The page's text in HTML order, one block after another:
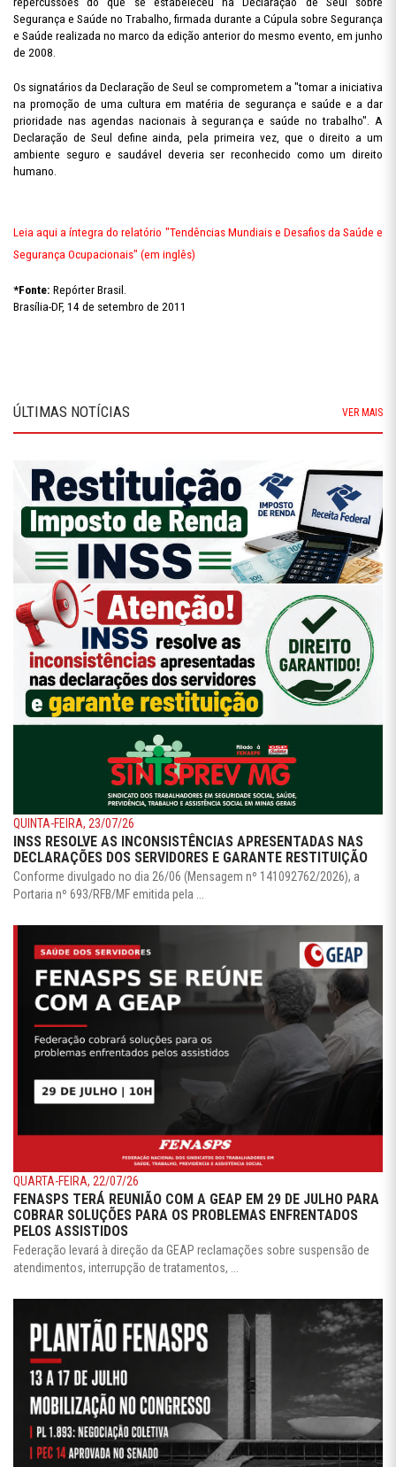
Segurança e Saúde no Trabalho, firmada durante a Cúpula sobre Segurança
e Saúde realizada no marco da edição anterior do mesmo evento, em junho
de 2008.
Os signatários da Declaração de Seul se comprometem a "tomar a iniciativa
na promoção de uma cultura em matéria de segurança e saúde e a dar
prioridade nas agendas nacionais à segurança e saúde no trabalho". A
Declaração de Seul define ainda, pela primeira vez, que o direito a um
ambiente seguro e saudável deveria ser reconhecido como um direito
humano.
Leia aqui a íntegra do relatório "Tendências Mundiais e Desafios da Saúde e
Segurança Ocupacionais" (em inglês)
*Fonte: Repórter Brasil.
Brasília-DF, 14 de setembro de 2011
ÚLTIMAS NOTÍCIAS VER MAIS
QUINTA-FEIRA, 23/07/26
INSS RESOLVE AS INCONSISTÊNCIAS APRESENTADAS NAS
DECLARAÇÕES DOS SERVIDORES E GARANTE RESTITUIÇÃO
Conforme divulgado no dia 26/06 (Mensagem nº 141092762/2026), a
Portaria nº 693/RFB/MF emitida pela ...
QUARTA-FEIRA, 22/07/26
FENASPS TERÁ REUNIÃO COM A GEAP EM 29 DE JULHO PARA
COBRAR SOLUÇÕES PARA OS PROBLEMAS ENFRENTADOS
PELOS ASSISTIDOS
Federação levará à direção da GEAP reclamações sobre suspensão de
atendimentos, interrupção de tratamentos, ...